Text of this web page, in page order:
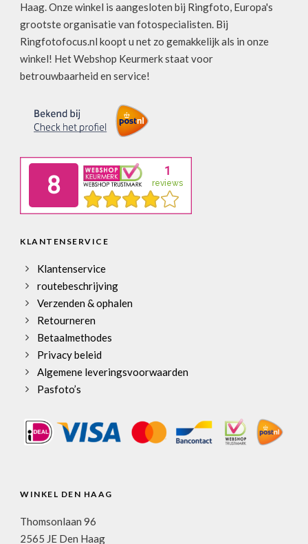
Haag. Onze winkel is aangesloten bij Ringfoto, Europa's
grootste organisatie van fotospecialisten. Bij
Ringfotofocus.nl koopt u net zo gemakkelijk als in onze
winkel! Het Webshop Keurmerk staat voor
betrouwbaarheid en service!
KLANTENSERVICE
Klantenservice
routebeschrijving
Verzenden & ophalen
Retourneren
Betaalmethodes
Privacy beleid
Algemene leveringsvoorwaarden
Pasfoto’s
WINKEL DEN HAAG
Thomsonlaan 96
2565 JE Den Haag